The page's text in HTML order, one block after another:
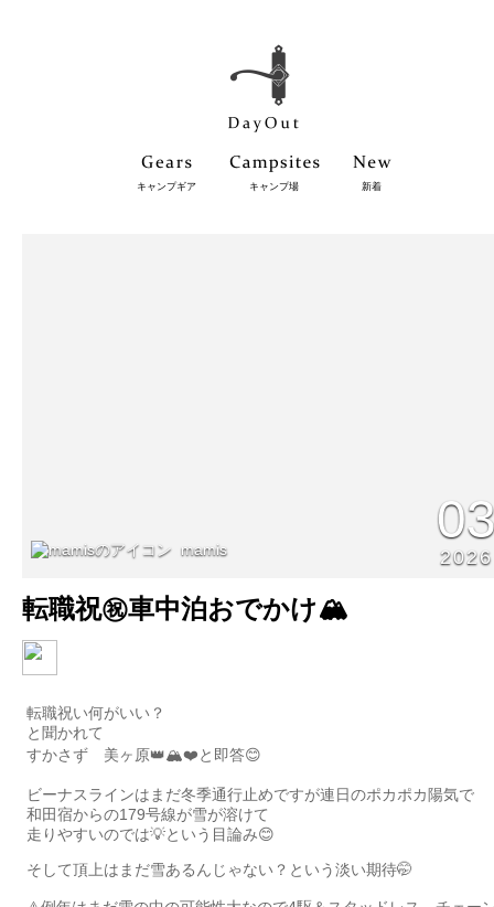
キャンプギア キャンプ場 新着
mamis 2026
転職祝㊗️車中泊おでかけ🏔️
転職祝い何がいい？
と聞かれて
すかさず 美ヶ原👑🏔️❤️と即答😊
ビーナスラインはまだ冬季通行止めですが連日のポカポカ陽気で
和田宿からの179号線が雪が溶けて
走りやすいのでは💡という目論み😊
そして頂上はまだ雪あるんじゃない？という淡い期待🤭